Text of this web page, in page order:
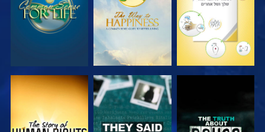
צפה צפה